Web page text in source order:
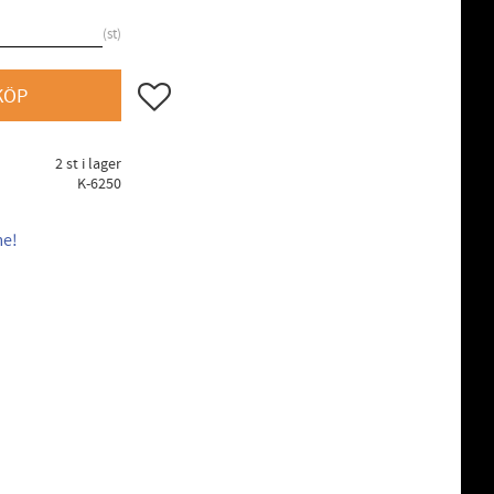
st
Lägg till i favoriter
2 st i lager
K-6250